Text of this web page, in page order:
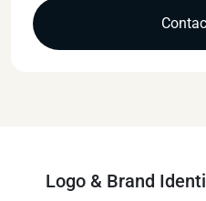
Logo & Brand